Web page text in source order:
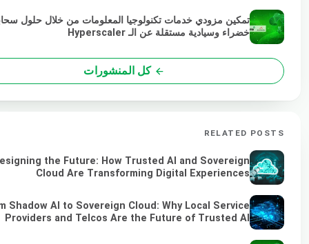
تمكين مزودي خدمات تكنولوجيا المعلومات من خلال حلول
خضراء وسيادية مستقلة عن الـ Hyperscaler
كل المنشورات
RELATED POSTS
the Future: How Trusted AI and Sovereign
Cloud Are Transforming Digital Experiences
Shadow AI to Sovereign Cloud: Why Local Service
Providers and Telcos Are the Future of Trusted AI